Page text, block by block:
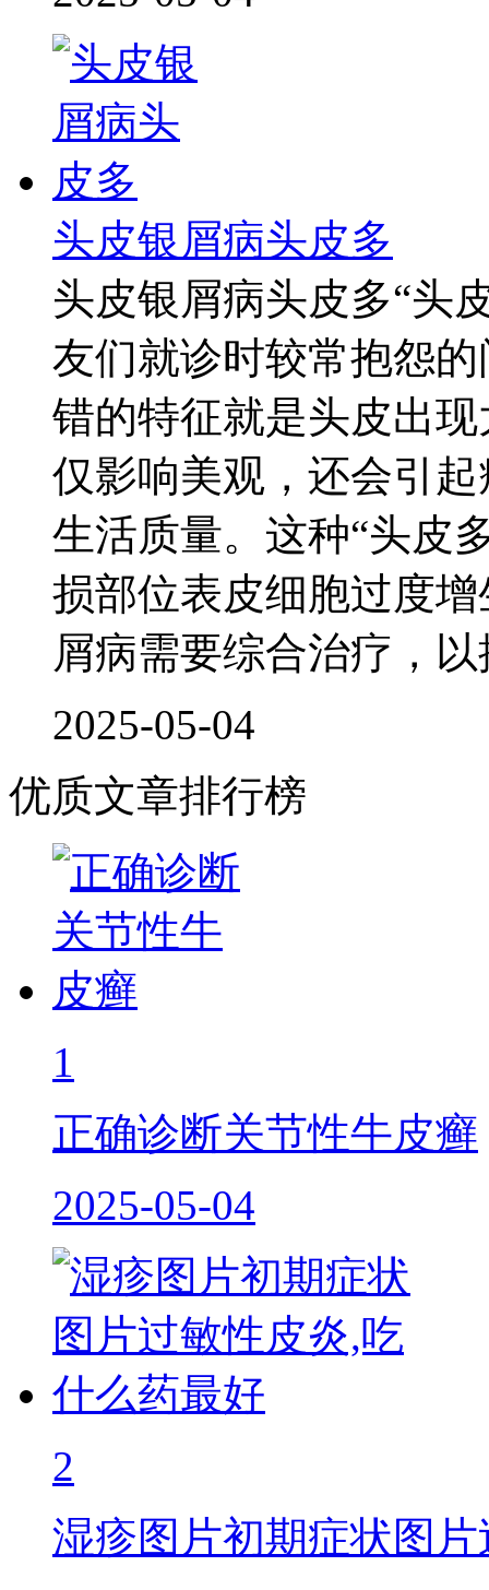
头皮银屑病头皮多
头皮银屑病头皮多“头
友们就诊时较常抱怨
错的特征就是头皮出
仅影响美观，还会引
生活质量。这种“头皮
损部位表皮细胞过度
屑病需要综合治疗，
2025-05-04
优质文章排行榜
1
正确诊断关节性牛皮癣
2025-05-04
2
湿疹图片初期症状图